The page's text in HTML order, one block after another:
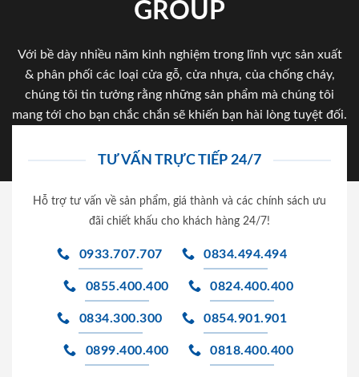
GROUP
Với bề dày nhiều năm kinh nghiệm trong lĩnh vực sản xuất
& phân phối các loại cửa gỗ, cửa nhựa, của chống cháy,
chúng tôi tin tưởng rằng những sản phẩm mà chúng tôi
mang tới cho bạn chắc chắn sẽ khiến bạn hài lòng tuyệt đối.
TƯ VẤN TRỰC TIẾP 24/7
Hỗ trợ tư vấn về sản phẩm, giá thành và các chính sách ưu
đãi chiết khấu cho khách hàng 24/7!
0933.707.707 0834.494.494
0855.400.400 0824.400.400
0834.300.300 0854.901.901
0899.400.400 0818.400.400